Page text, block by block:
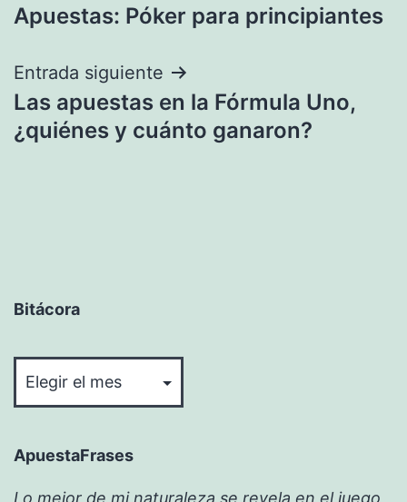
de
entradas
Apuestas: Póker para principiantes
Entrada siguiente
Las apuestas en la Fórmula Uno,
¿quiénes y cuánto ganaron?
Bitácora
ApuestaFrases